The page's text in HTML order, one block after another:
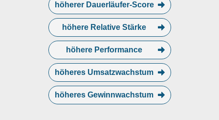
höherer Dauerläufer-Score
höhere Relative Stärke
höhere Performance
höheres Umsatzwachstum
höheres Gewinnwachstum